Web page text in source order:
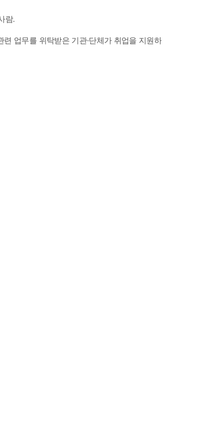
람.
업무를 위탁받은 기관·단체가 취업을 지원하